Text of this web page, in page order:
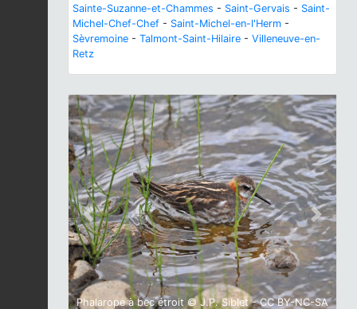
Sainte-Suzanne-et-Chammes - Saint-Gervais - Saint-
Michel-Chef-Chef - Saint-Michel-en-l'Herm -
Sèvremoine - Talmont-Saint-Hilaire - Villeneuve-en-
Retz
Phalarope à bec étroit © J.P. Siblet - CC BY-NC-SA
Previous Next